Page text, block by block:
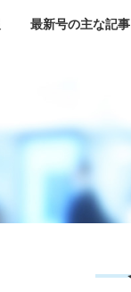
最新号の主な記事